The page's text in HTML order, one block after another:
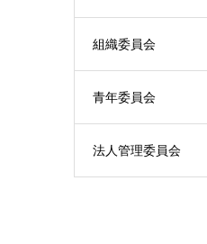
組織委員会
青年委員会
法人管理委員会